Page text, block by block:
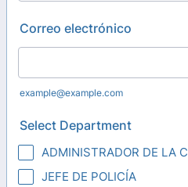
Correo electrónico
example@example.com
Select Department
ADMINISTRADOR DE LA
JEFE DE POLICÍA